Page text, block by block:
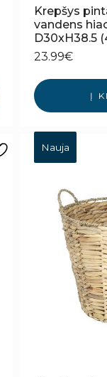
Krepšys
vandens
D30xH38.5
23.99€
Į
Nauja